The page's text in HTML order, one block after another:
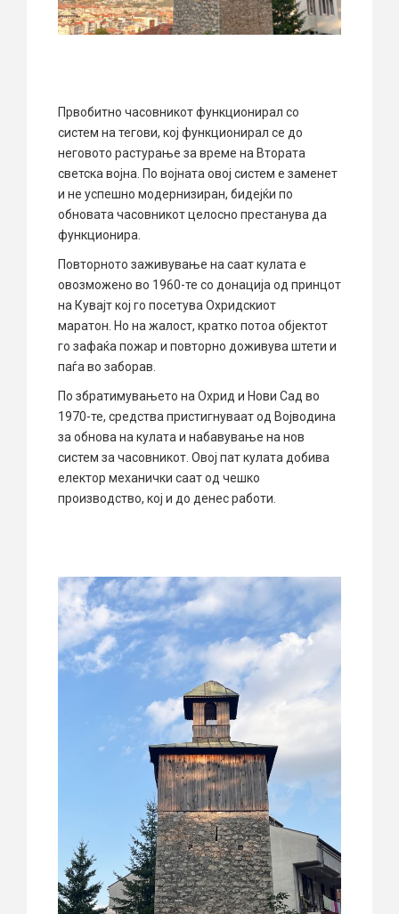
Првобитно часовникот функционирал со
систем на тегови, кој функционирал се до
неговото растурање за време на Втората
светска војна. По војната овој систем е заменет
и не успешно модернизиран, бидејќи по
обновата часовникот целосно престанува да
функционира.
Повторното заживување на саат кулата е
овозможено во 1960-те со донација од принцот
на Кувајт кој го посетува Охридскиот
маратон. Но на жалост, кратко потоа објектот
го зафаќа пожар и повторно доживува штети и
паѓа во заборав.
По збратимувањето на Охрид и Нови Сад во
1970-те, средства пристигнуваат од Војводина
за обнова на кулата и набавување на нов
систем за часовникот. Овој пат кулата добива
електор механички саат од чешко
производство, кој и до денес работи.